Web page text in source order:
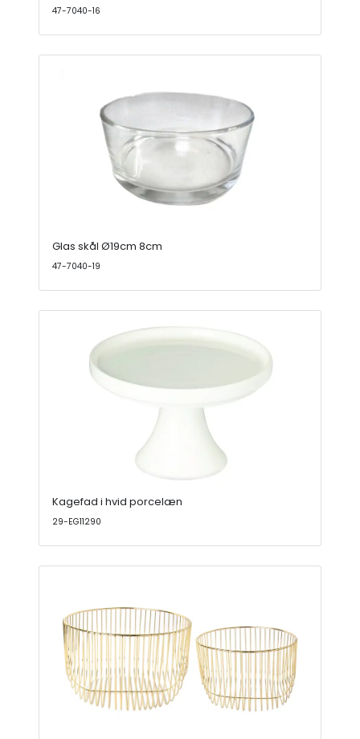
47-7040-16
Glas skål Ø19cm 8cm
47-7040-19
Kagefad i hvid porcelæn
29-EG11290